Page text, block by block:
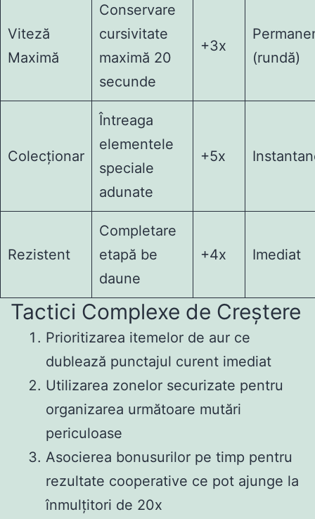
Viteză
Maximă
Conservare
cursivitate
maximă 20
secunde
+3x
(rundă)
Colecționar
Întreaga
elementele
speciale
adunate
+5x
Rezistent
Completare
etapă be
daune
+4x Imediat
Tactici Complexe de Creștere
Prioritizarea itemelor de aur ce
dublează punctajul curent imediat
Utilizarea zonelor securizate pentru
organizarea următoare mutări
periculoase
Asocierea bonusurilor pe timp pentru
rezultate cooperative ce pot ajunge la
înmulțitori de 20x